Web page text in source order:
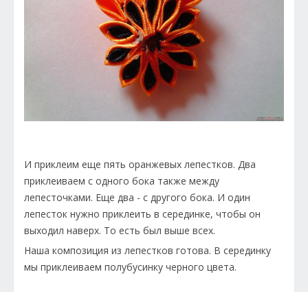
И приклеим еще пять оранжевых лепестков. Два
приклеиваем с одного бока также между
лепесточками. Еще два - с другого бока. И один
лепесток нужно приклеить в серединке, чтобы он
выходил наверх. То есть был выше всех.
Наша композиция из лепестков готова. В серединку
мы приклеиваем полубусинку черного цвета.